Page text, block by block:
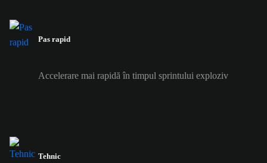
Pas rapid
Accelerare mai rapidă în timpul sprintului exploziv
Tehnic